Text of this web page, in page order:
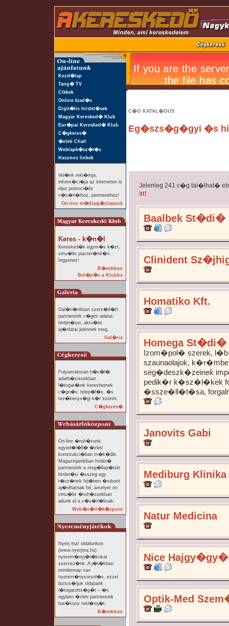
Kezd�lap
Tang� TV
Cikkek
Online kiad�s
Digit�lis hirdet�sek
Magyar Keresked� Klub
Eur�pai Keresked� Klub
C�gkeres�
�zleti Chat!
Weblapk�sz�t�s
Hasznos linkek
Vel�nk rekl�mja,
inform�ci�ja az interneten is
eljut potenci�lis
v�s�rl�ihoz, partnereihez!
On-line m�diaaj�nlataink
Keres - k�n�l
Keresked�k egym�s k�zt,
virtu�lis piacter�nk�n.
Ingyenes!
B�vebben
Bel�p�s a Klubba
Gal�ri�nkban szerz�d�tt
partnereink c�ges adatai,
hirdet�sei, aktu�lis
aj�nlatai jelennek meg.
Gal�ria
Folyamatosan b�v�l�
adatb�zisunkban
l�togat�ink kereshetnek
c�gn�v, telep�l�s, �s
tev�kenys�gi k�r szerint.
C�gkeres�
On-line �ruh�zunk
egyed�l�ll� �zleti
konstrukci�ban m�k�dik.
Magazinjainkban hirdet�
partnereink a meg�llap�tott
hirdet�si �sszeg egy
r�sz�nek fej�ben �rubont
aj�nlhatnak fel, amelyet mi
virtu�lis �ruh�zunkban
adunk el a v�s�rl�knak.
Web�s�rl�k�zpont
Nyerj ma! oldalunkon
(www.nyerjma.hu)
nyerem�nyj�t�kokat
szervez�nk. A j�t�kban
mindennap van
nyerem�nysorsol�s, ezzel
biztos�tjuk oldalaink
l�togatotts�g�t – �s
egyben �zleti partnereink
hat�kony rekl�mj�t.
B�vebben
C�G KATAL�GUS
Eg�szs�g�gyi �s
Jelenleg 241 c�g tal�lhat�
itt!
Baalbek St�di�
Clinident
Homatiko Kft.
Homega St�di�
Izom�pol� szerek,
szaunaolajok,
seg�deszk�zeinek
pedik�r k�sz�l�kek
�ssze�ll�t�sa,
Janovits Gabi
Mediburg Klinika
Natur Medicina
Nice
Optik-Med